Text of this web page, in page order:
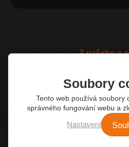
Z našeho e-
Soubory
Tento web používá soubory
správného fungování webu a
Nastavení